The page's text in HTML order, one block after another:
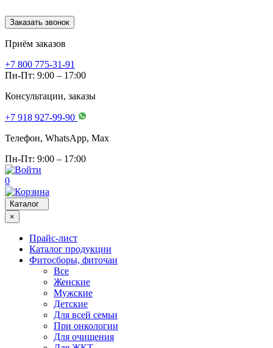
Заказать звонок
Приём заказов
+7 800 775-31-91
Пн-Пт: 9:00 – 17:00
Консультации, заказы
+7 918 927-99-90
Телефон, WhatsApp, Мах
Пн-Пт: 9:00 – 17:00
0
Каталог
×
Прайс-лист
Каталог продукции
Фитосборы, фиточаи
Все
Женские
Мужские
Детские
Для всей семьи
При онкологии
Для очищения